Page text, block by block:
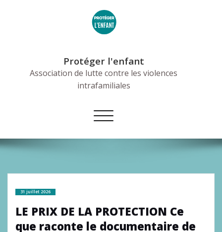
Protéger l'enfant
Association de lutte contre les violences
intrafamiliales
Afficher/masquer
la
31 juillet 2026
LE PRIX DE LA PROTECTION Ce
que raconte le documentaire de